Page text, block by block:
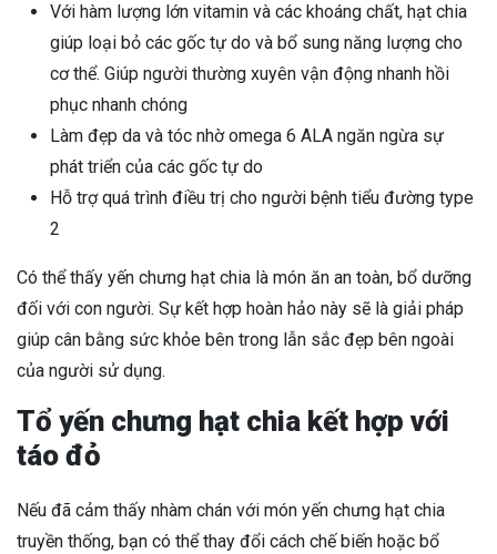
Với hàm lượng lớn vitamin và các khoáng chất, hạt chia
giúp loại bỏ các gốc tự do và bổ sung năng lượng cho
cơ thể. Giúp người thường xuyên vận động nhanh hồi
phục nhanh chóng
Làm đẹp da và tóc nhờ omega 6 ALA ngăn ngừa sự
phát triển của các gốc tự do
Hỗ trợ quá trình điều trị cho người bệnh tiểu đường type
2
Có thể thấy yến chưng hạt chia là món ăn an toàn, bổ dưỡng
đối với con người. Sự kết hợp hoàn hảo này sẽ là giải pháp
giúp cân bằng sức khỏe bên trong lẫn sắc đẹp bên ngoài
của người sử dụng.
Tổ yến chưng hạt chia kết hợp với
táo đỏ
Nếu đã cảm thấy nhàm chán với món yến chưng hạt chia
truyền thống, bạn có thể thay đổi cách chế biến hoặc bổ